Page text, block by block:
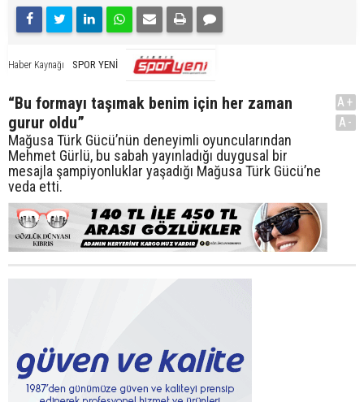
Haber Kaynağı SPOR YENİ
“Bu formayı taşımak benim için her zaman
gurur oldu”
Mağusa Türk Gücü’nün deneyimli oyuncularından
Mehmet Gürlü, bu sabah yayınladığı duygusal bir
mesajla şampiyonluklar yaşadığı Mağusa Türk Gücü’ne
veda etti.
A+
A-